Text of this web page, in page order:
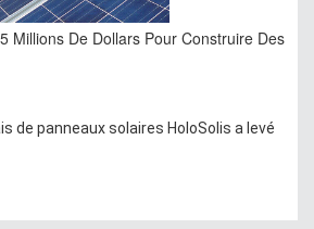
Millions De Dollars Pour Construire Des
de panneaux solaires HoloSolis a levé